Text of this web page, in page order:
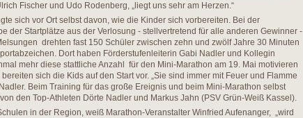
Fischer und Udo Rodenberg, „liegt uns sehr am Herzen.“
sich vor Ort selbst davon, wie die Kinder sich vorbereiten. Bei der
der Startplätze aus der Verlosung - stellvertretend für alle anderen Gewinner -
drehten fast 150 Schüler zwischen zehn und zwölf Jahre 30 Minuten
Dort haben Förderstufenleiterin Gabi Nadler und Kollegin
mehr diese stattliche Anzahl für den Mini-Marathon am 19. Mai motivieren
sich die Kids auf den Start vor. „Sie sind immer mit Feuer und Flamme
Beim Training für das große Ereignis und beim Mini-Marathon selbst
den Top-Athleten Dörte Nadler und Markus Jahn (PSV Grün-Weiß Kassel).
in der Region, weiß Marathon-Veranstalter Winfried Aufenanger, „wird